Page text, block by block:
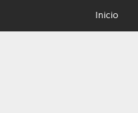
Inicio